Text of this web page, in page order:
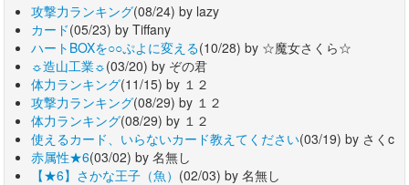
攻撃力ランキング(08/24) by lazy
カード(05/23) by Tiffany
ハートBOXを○○ぷよに変える(10/28) by ☆魔女さくら☆
☼造山工業☼(03/20) by ぞの君
体力ランキング(11/15) by １２
攻撃力ランキング(08/29) by １２
体力ランキング(08/29) by １２
使えるカード、いらないカード教えてください(03/19) by さくc
赤属性★6(03/02) by 名無し
【★6】さかな王子（魚） (02/03) by 名無し